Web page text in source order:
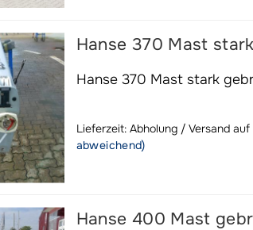
Hanse 370 Mast
Hanse 370 Mast stark
Lieferzeit: Abholung / Versand
abweichend)
Hanse 400 Mast